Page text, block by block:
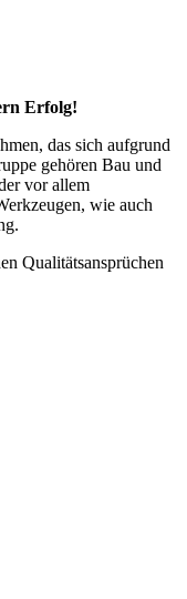
Erfolg!
das sich aufgrund
gehören Bau und
vor allem
wie auch
Qualitätsansprüchen